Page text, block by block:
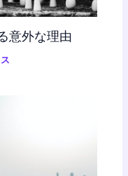
意外な理由